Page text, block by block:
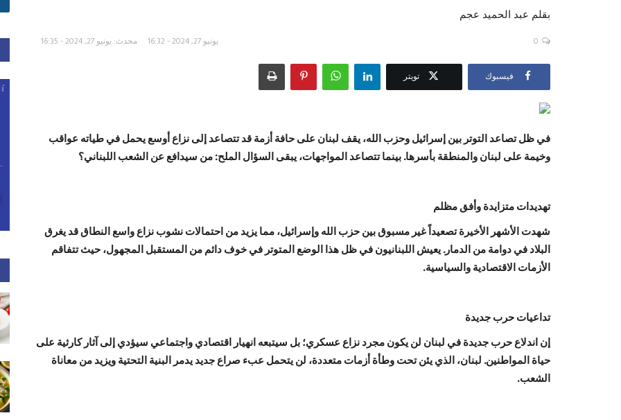
بقلم عبد الحميد عجم
يونيو 27, 2024 - 16:32 محدث: يونيو 27, 2024 - 16:35 0
فيسبوك تويتر
في ظل تصاعد التوتر بين إسرائيل وحزب الله، يقف لبنان على حافة أزمة قد تتصاعد إلى نزاع أوسع يحمل في طياته عواقب
وخيمة على لبنان والمنطقة بأسرها. بينما تتصاعد المواجهات، يبقى السؤال الملح: من سيدافع عن الشعب اللبناني؟
تهديدات متزايدة وأفق مظلم
شهدت الأشهر الأخيرة تصعيداً غير مسبوق بين حزب الله وإسرائيل، مما يزيد من احتمالات نشوب نزاع واسع النطاق قد يغرق
البلاد في دوامة من الدمار. يعيش اللبنانيون في ظل هذا الوضع المتوتر في خوف دائم من المستقبل المجهول، حيث تتفاقم
الأزمات الاقتصادية والسياسية.
تداعيات حرب جديدة
إن اندلاع حرب جديدة في لبنان لن يكون مجرد نزاع عسكري؛ بل سيتبعه انهيار اقتصادي واجتماعي سيؤدي إلى آثار كارثية على
حياة المواطنين. لبنان، الذي يئن تحت وطأة أزمات متعددة، لن يتحمل عبء صراع جديد يدمر البنية التحتية ويزيد من معاناة
الشعب.